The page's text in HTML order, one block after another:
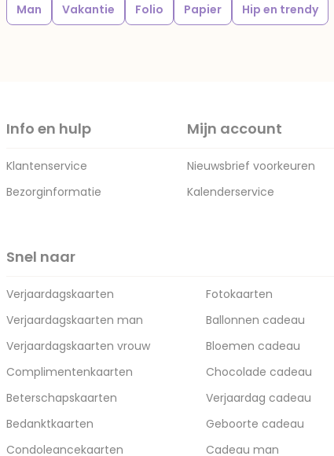
Man Vakantie Folio Papier Hip en trendy
Info en hulp
Klantenservice
Bezorginformatie
Mijn account
Nieuwsbrief voorkeuren
Kalenderservice
Snel naar
Verjaardagskaarten
Verjaardagskaarten man
Verjaardagskaarten vrouw
Complimentenkaarten
Beterschapskaarten
Bedanktkaarten
Condoleancekaarten
Fotokaarten
Ballonnen cadeau
Bloemen cadeau
Chocolade cadeau
Verjaardag cadeau
Geboorte cadeau
Cadeau man